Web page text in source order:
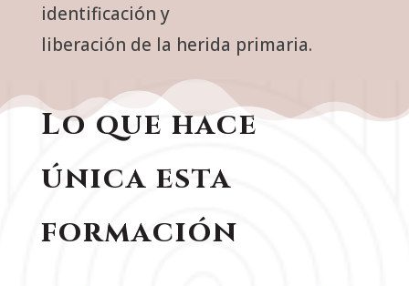
identificación y
liberación de la herida primaria.
Lo que hace
única esta
formación